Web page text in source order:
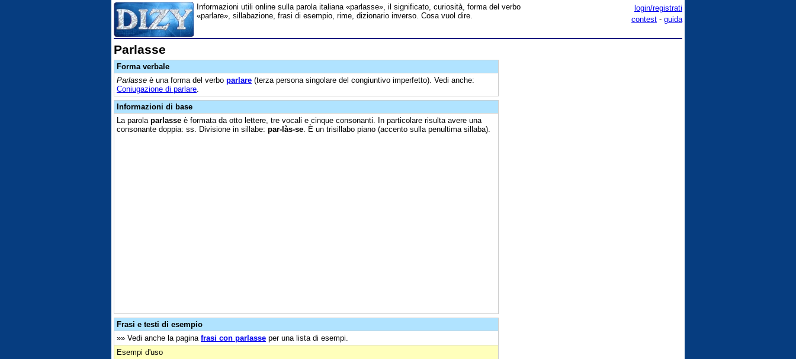
login/registrati
contest - guida
Informazioni utili online sulla parola italiana «parlasse», il significato, curiosità, forma del verbo
«parlare», sillabazione, frasi di esempio, rime, dizionario inverso. Cosa vuol dire.
Parlasse
Forma verbale
Parlasse è una forma del verbo parlare (terza persona singolare del congiuntivo imperfetto). Vedi anche:
Coniugazione di parlare
Informazioni di base
La parola parlasse è formata da otto lettere, tre vocali e cinque consonanti. In particolare risulta avere una
consonante doppia: ss. Divisione in sillabe: par-làs-se . È un trisillabo piano (accento sulla penultima sillaba).
Frasi e testi di esempio
»» Vedi anche la pagina frasi con parlasse per una lista di esempi.
Esempi d'uso